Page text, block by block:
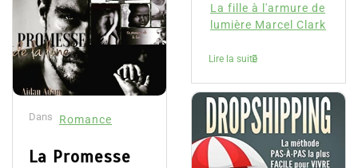
Dans Romance
La Promesse
La fille à l'armure de
lumière Marcel Clark
Lire la suite